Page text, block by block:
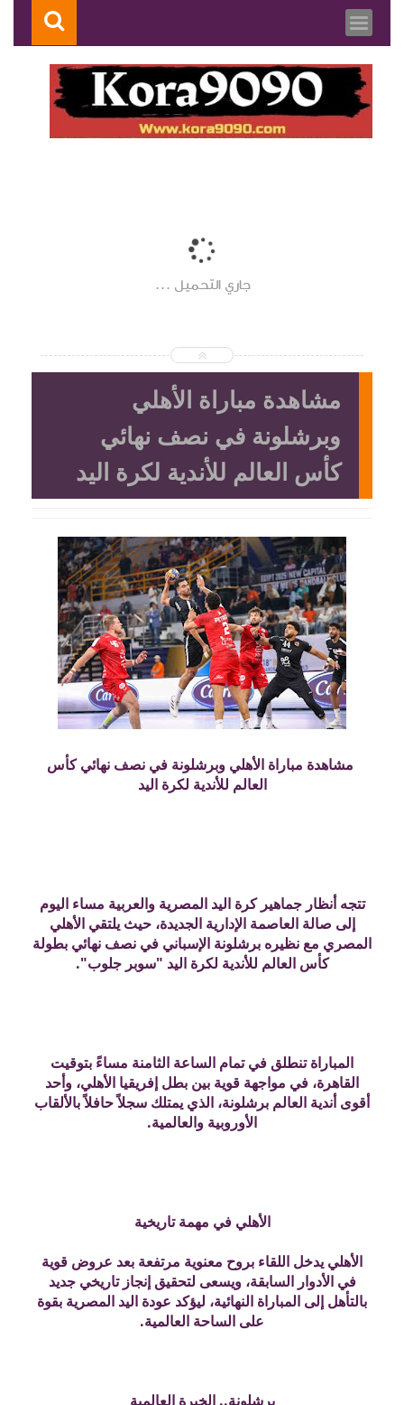
جاري التحميل ...
مشاهدة مباراة الأهلي
وبرشلونة في نصف نهائي
كأس العالم للأندية لكرة اليد
مشاهدة مباراة الأهلي وبرشلونة في نصف نهائي كأس
العالم للأندية لكرة اليد
تتجه أنظار جماهير كرة اليد المصرية والعربية مساء اليوم
إلى صالة العاصمة الإدارية الجديدة، حيث يلتقي الأهلي
المصري مع نظيره برشلونة الإسباني في نصف نهائي بطولة
كأس العالم للأندية لكرة اليد "سوبر جلوب".
المباراة تنطلق في تمام الساعة الثامنة مساءً بتوقيت
القاهرة، في مواجهة قوية بين بطل إفريقيا الأهلي، وأحد
أقوى أندية العالم برشلونة، الذي يمتلك سجلاً حافلاً بالألقاب
الأوروبية والعالمية.
الأهلي في مهمة تاريخية
الأهلي يدخل اللقاء بروح معنوية مرتفعة بعد عروض قوية
في الأدوار السابقة، ويسعى لتحقيق إنجاز تاريخي جديد
بالتأهل إلى المباراة النهائية، ليؤكد عودة اليد المصرية بقوة
على الساحة العالمية.
برشلونة.. الخبرة العالمية